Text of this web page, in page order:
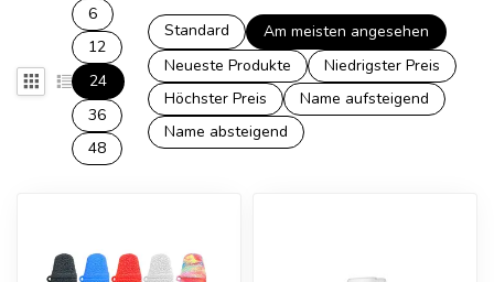
6
12
24
36
48
Standard
Am meisten angesehen
Neueste Produkte
Niedrigster Preis
Höchster Preis
Name aufsteigend
Name absteigend